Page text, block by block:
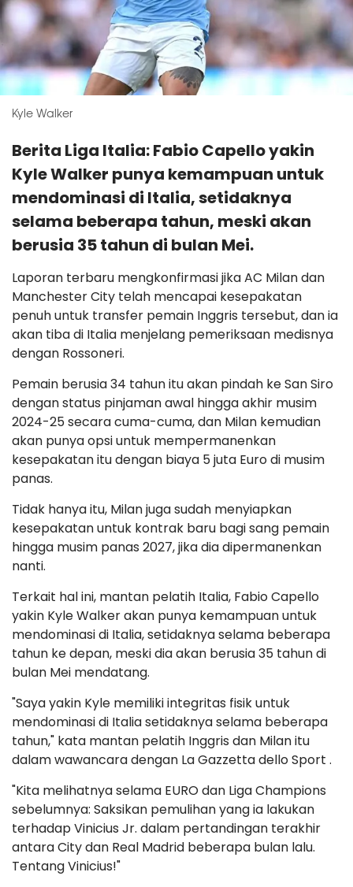
Kyle Walker
Berita Liga Italia: Fabio Capello yakin
Kyle Walker punya kemampuan untuk
mendominasi di Italia, setidaknya
selama beberapa tahun, meski akan
berusia 35 tahun di bulan Mei.
Laporan terbaru mengkonfirmasi jika AC Milan dan
Manchester City telah mencapai kesepakatan
penuh untuk transfer pemain Inggris tersebut, dan ia
akan tiba di Italia menjelang pemeriksaan medisnya
dengan Rossoneri.
Pemain berusia 34 tahun itu akan pindah ke San Siro
dengan status pinjaman awal hingga akhir musim
2024-25 secara cuma-cuma, dan Milan kemudian
akan punya opsi untuk mempermanenkan
kesepakatan itu dengan biaya 5 juta Euro di musim
panas.
Tidak hanya itu, Milan juga sudah menyiapkan
kesepakatan untuk kontrak baru bagi sang pemain
hingga musim panas 2027, jika dia dipermanenkan
nanti.
Terkait hal ini, mantan pelatih Italia, Fabio Capello
yakin Kyle Walker akan punya kemampuan untuk
mendominasi di Italia, setidaknya selama beberapa
tahun ke depan, meski dia akan berusia 35 tahun di
bulan Mei mendatang.
"Saya yakin Kyle memiliki integritas fisik untuk
mendominasi di Italia setidaknya selama beberapa
tahun," kata mantan pelatih Inggris dan Milan itu
dalam wawancara dengan La Gazzetta dello Sport .
"Kita melihatnya selama EURO dan Liga Champions
sebelumnya: Saksikan pemulihan yang ia lakukan
terhadap Vinicius Jr. dalam pertandingan terakhir
antara City dan Real Madrid beberapa bulan lalu.
Tentang Vinicius!"